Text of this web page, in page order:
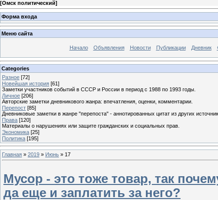
[Омск политический]
Форма входа
Меню сайта
Начало Объявления Новости Публикации Дневник
Categories
Разное [72]
Новейшая история [61]
Заметки участников событий в СССР и России в период с 1988 по 1993 годы.
Личное [206]
Авторские заметки дневникового жанра: впечатления, оценки, комментарии.
Перепост [85]
Дневниковые заметки в жанре "перепоста" - аннотированных цитат из других
Права [120]
Материалы о нарушениях или защите гражданских и социальных прав.
Экономика [25]
Политика [195]
Главная » 2019 » Июнь » 17
Мусор - это тоже товар, так
да еще и заплатить за него?